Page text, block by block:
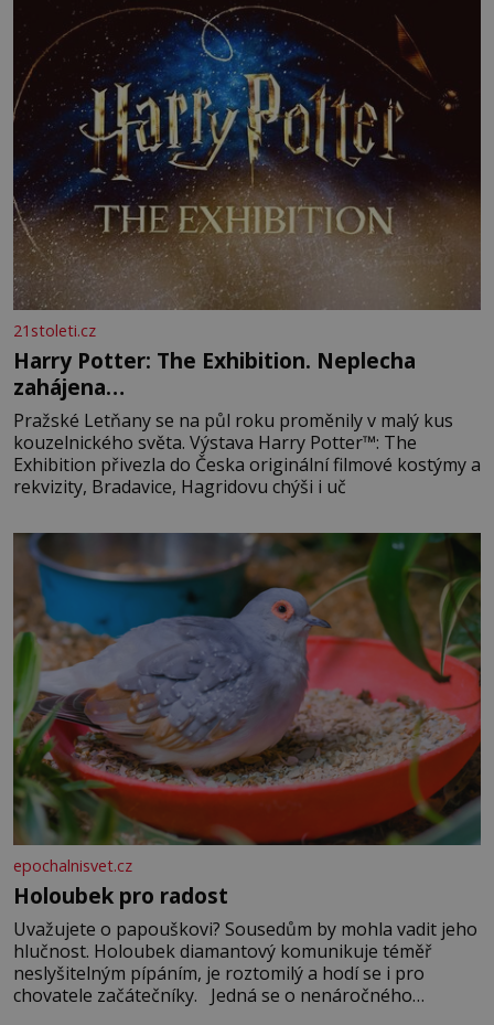
21stoleti.cz
Harry Potter: The Exhibition. Neplecha
zahájena…
Pražské Letňany se na půl roku proměnily v malý kus
kouzelnického světa. Výstava Harry Potter™: The
Exhibition přivezla do Česka originální filmové kostýmy a
rekvizity, Bradavice, Hagridovu chýši i uč
epochalnisvet.cz
Holoubek pro radost
Uvažujete o papouškovi? Sousedům by mohla vadit jeho
hlučnost. Holoubek diamantový komunikuje téměř
neslyšitelným pípáním, je roztomilý a hodí se i pro
chovatele začátečníky. Jedná se o nenáročného